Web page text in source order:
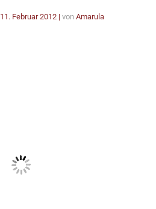
11. Februar 2012| von Amarula